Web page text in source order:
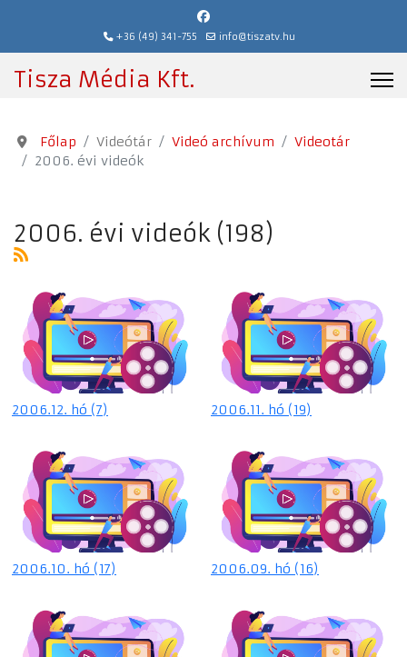
+36 (49) 341-755 info@tiszatv.hu
Tisza Média Kft.
Főlap Videótár Videó archívum
Videotár
2006. évi videók
2006. évi videók (198)
2006.12. hó (7) 2006.11. hó (19)
2006.10. hó (17) 2006.09. hó (16)